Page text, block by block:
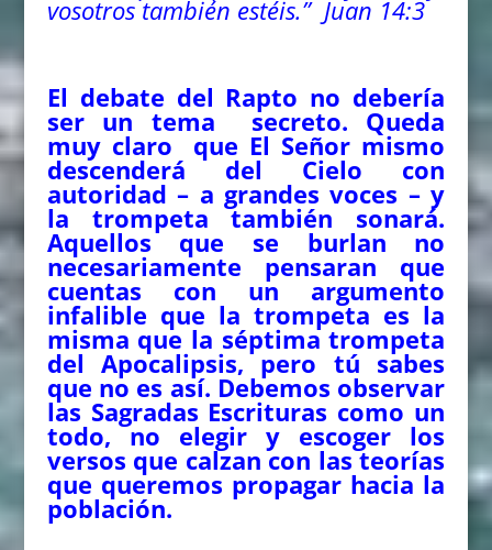
vosotros también estéis.” Juan 14:3
El debate del Rapto no debería
ser un tema secreto. Queda
muy claro que El Señor mismo
descenderá del Cielo con
autoridad – a grandes voces – y
la trompeta también sonará.
Aquellos que se burlan no
necesariamente pensaran que
cuentas con un argumento
infalible que la trompeta es la
misma que la séptima trompeta
del Apocalipsis, pero tú sabes
que no es así. Debemos observar
las Sagradas Escrituras como un
todo, no elegir y escoger los
versos que calzan con las teorías
que queremos propagar hacia la
población.